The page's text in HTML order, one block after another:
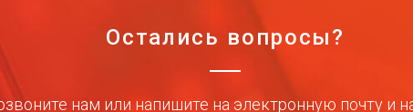
Остались вопросы?
нам или напишите на электронную почту и